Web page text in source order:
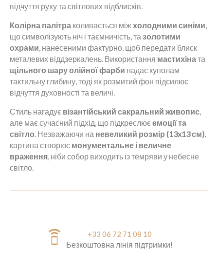
відчуття руху та світлових відблисків.
Колірна палітра коливається міжхолодними синіми,
що символізують ніч і таємничість, та золотими
охрами, нанесеними фактурно, щоб передати блиск
металевих віддзеркалень. Використання мастихіната
щільного шару олійної фарби надає куполам
тактильну глибину, тоді як розмитий фон підсилює
відчуття духовності та величі.
Стиль нагадує візантійський сакральний живопис,
але має сучасний підхід, що підкреслюєемоції та
світло. Незважаючи на невеликий розмір (13x13 см),
картина створює монументальне і величне
враження, ніби собор виходить із темряви у небесне
світло.
speaker_phone +33 06 72 71 08 10
Безкоштовна лінія підтримки!